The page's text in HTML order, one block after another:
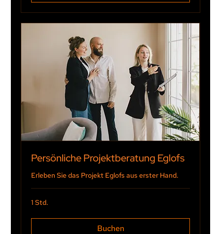
Persönliche Projektberatung Eglofs
Erleben Sie das Projekt Eglofs aus erster Hand.
1 Std.
Buchen